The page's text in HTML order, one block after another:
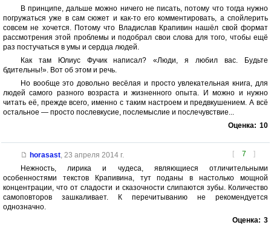
В принципе, дальше можно ничего не писать, потому что тогда нужно
погружаться уже в сам сюжет и как-то его комментировать, а спойлерить
совсем не хочется. Потому что Владислав Крапивин нашёл свой формат
рассмотрения этой проблемы и подобрал свои слова для того, чтобы ещё
раз постучаться в умы и сердца людей.
Как там Юлиус Фучик написал? «Люди, я любил вас. Будьте
бдительны!». Вот об этом и речь.
Но вообще это довольно весёлая и просто увлекательная книга, для
людей самого разного возраста и жизненного опыта. И можно и нужно
читать её, прежде всего, именно с таким настроем и предвкушением. А всё
остальное — просто послевкусие, послемыслие и послечувствие...
Оценка: 10
[ 7 ]
horasast, 23 апреля 2014 г.
Нежность, лирика и чудеса, являющиеся отличительными
особенностями текстов Крапивина, тут поданы в настолько мощной
концентрации, что от сладости и сказочности слипаются зубы. Количество
самоповторов зашкаливает. К перечитыванию не рекомендуется
однозначно.
Оценка: 3